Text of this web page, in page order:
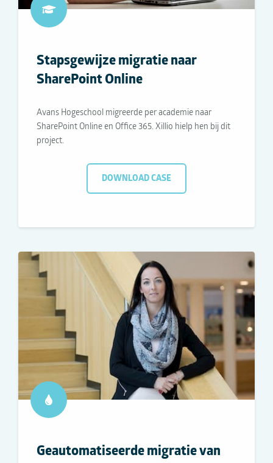
Stapsgewijze migratie naar
SharePoint Online
Avans Hogeschool migreerde per academie naar
SharePoint Online en Office 365. Xillio hielp hen bij dit
project.
DOWNLOAD CASE
Geautomatiseerde migratie van